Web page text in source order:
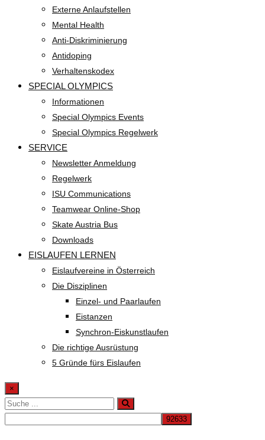
Externe Anlaufstellen
Mental Health
Anti-Diskriminierung
Antidoping
Verhaltenskodex
SPECIAL OLYMPICS
Informationen
Special Olympics Events
Special Olympics Regelwerk
SERVICE
Newsletter Anmeldung
Regelwerk
ISU Communications
Teamwear Online-Shop
Skate Austria Bus
Downloads
EISLAUFEN LERNEN
Eislaufvereine in Österreich
Die Disziplinen
Einzel- und Paarlaufen
Eistanzen
Synchron-Eiskunstlaufen
Die richtige Ausrüstung
5 Gründe fürs Eislaufen
×